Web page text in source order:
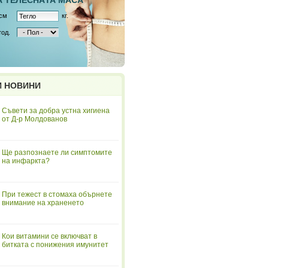
кг.
НОВИНИ
Съвети за добра устна хигиена
от Д-р Молдованов
Ще разпознаете ли симптомите
на инфаркта?
При тежест в стомаха обърнете
внимание на храненето
Кои витамини се включват в
битката с понижения имунитет